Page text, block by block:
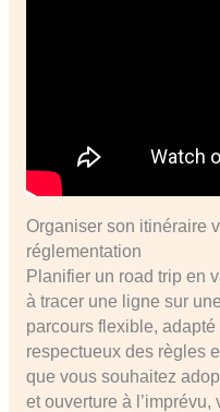
Organiser son itinéraire
réglementation
Planifier un road trip en
à tracer une ligne sur
parcours flexible,
respectueux des règles
que vous souhaitez
et ouverture à